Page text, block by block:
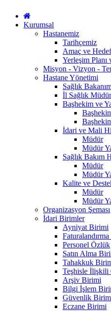
Kurumsal
Hastanemiz
Tarihçemiz
Amaç ve
Yerleşim
Misyon - Vizyon -
Hastane Yönetimi
Sağlık
İl Sağlık
Başhekim ve
İdari ve Mali
Müdür
Müdür
Sağlık Bakım
Müdür
Müdür
Kalite ve
Müdür
Müdür
Organizasyon Şeması
İdari Birimler
Ayniyat Birimi
Personel Özlük
Satın Alma
Tahakkuk
Teşhisle
Arşiv Birimi
Bilgi İşlem
Güvenlik
Eczane Birimi